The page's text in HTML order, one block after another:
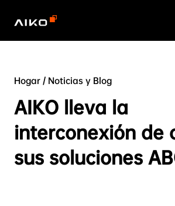
Hogar/ Noticias y Blog
AIKO lleva la
interconexión de
sus soluciones